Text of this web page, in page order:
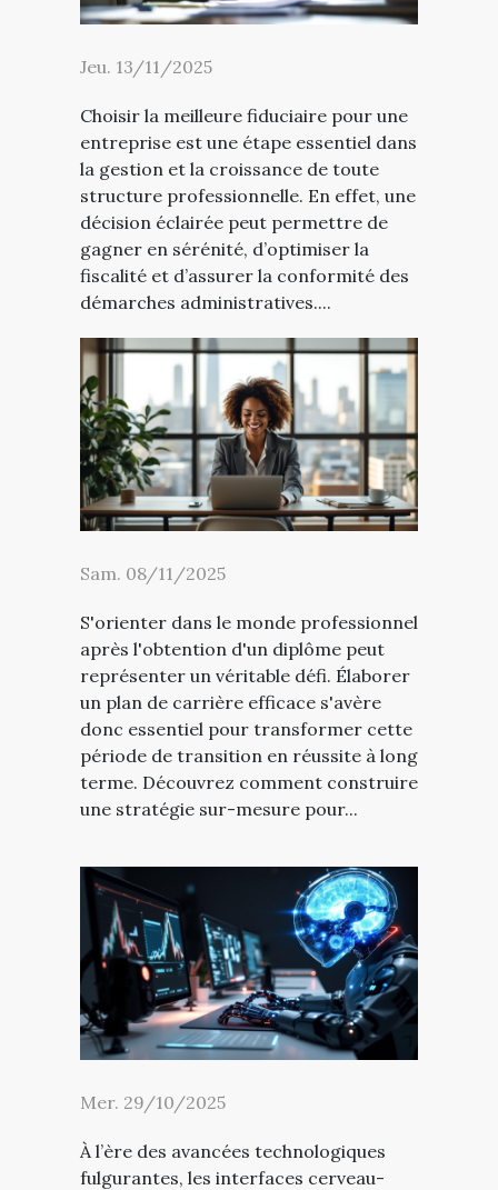
Jeu. 13/11/2025
Choisir la meilleure fiduciaire pour une
entreprise est une étape essentiel dans
la gestion et la croissance de toute
structure professionnelle. En effet, une
décision éclairée peut permettre de
gagner en sérénité, d’optimiser la
fiscalité et d’assurer la conformité des
démarches administratives....
Sam. 08/11/2025
S'orienter dans le monde professionnel
après l'obtention d'un diplôme peut
représenter un véritable défi. Élaborer
un plan de carrière efficace s'avère
donc essentiel pour transformer cette
période de transition en réussite à long
terme. Découvrez comment construire
une stratégie sur-mesure pour...
Mer. 29/10/2025
À l’ère des avancées technologiques
fulgurantes, les interfaces cerveau-